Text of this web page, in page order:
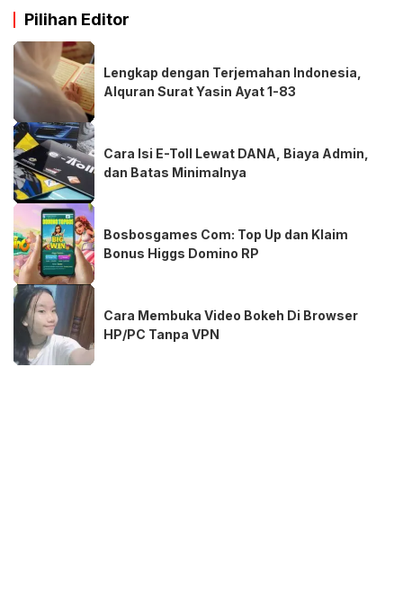
Pilihan Editor
Lengkap dengan Terjemahan Indonesia,
Alquran Surat Yasin Ayat 1-83
Cara Isi E-Toll Lewat DANA, Biaya Admin,
dan Batas Minimalnya
Bosbosgames Com: Top Up dan Klaim
Bonus Higgs Domino RP
Cara Membuka Video Bokeh Di Browser
HP/PC Tanpa VPN